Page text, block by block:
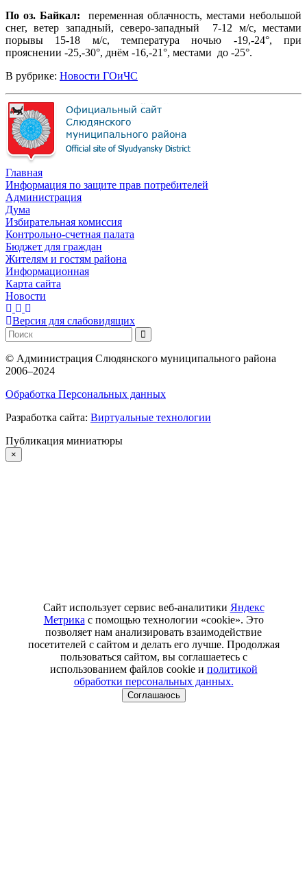
По оз. Байкал: переменная облачность, местами небольшой
снег, ветер западный, северо-западный 7-12 м/с, местами
порывы 15-18 м/с, температура ночью -19,-24°, при
прояснении -25,-30°, днём -16,-21°, местами до -25°.
В рубрике: Новости ГОиЧС
Главная
Информация по защите прав потребителей
Администрация
Дума
Избирательная комиссия
Контрольно-счетная палата
Бюджет для граждан
Жителям и гостям района
Информационная
Карта сайта
Новости
Версия для слабовидящих
© Администрация Слюдянского муниципального района
2006–2024
Обработка Персональных данных
Разработка сайта: Виртуальные технологии
Публикация миниатюры
×
Сайт использует сервис веб-аналитики Яндекс
Метрика с помощью технологии «cookie». Это
позволяет нам анализировать взаимодействие
посетителей с сайтом и делать его лучше. Продолжая
пользоваться сайтом, вы соглашаетесь с
использованием файлов cookie и политикой
обработки персональных данных.
Соглашаюсь